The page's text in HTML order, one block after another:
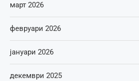
март 2026
февруари 2026
јануари 2026
декември 2025